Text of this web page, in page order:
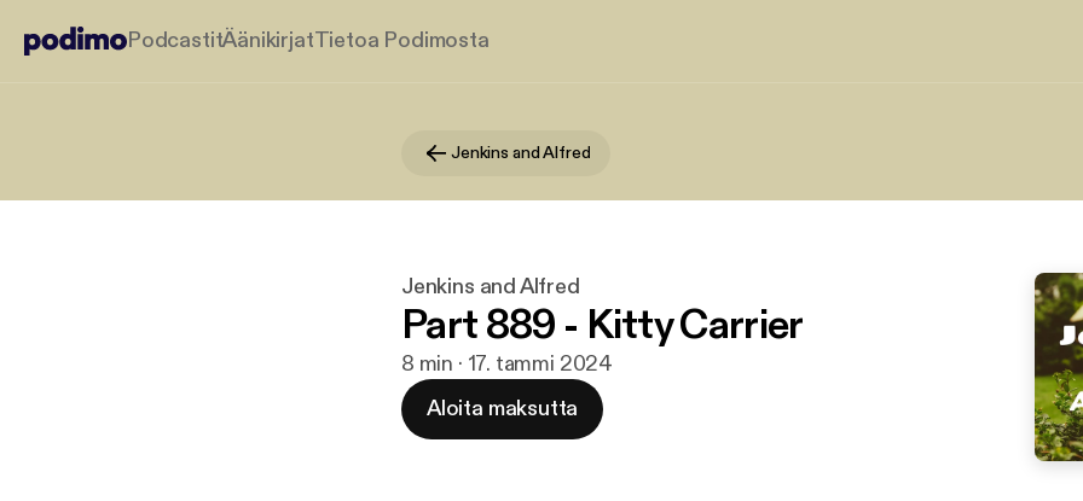
PodcastitÄänikirjatTietoa Podimosta
Jenkins and Alfred
Jenkins and Alfred
Part 889 - Kitty Carrier
8 min · 17. tammi 2024
Aloita maksutta